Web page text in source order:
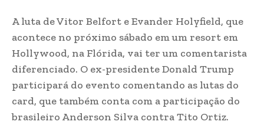
A luta de Vitor Belfort e Evander Holyfield, que
acontece no próximo sábado em um resort em
Hollywood, na Flórida, vai ter um comentarista
diferenciado. O ex-presidente Donald Trump
participará do evento comentando as lutas do
card, que também conta com a participação do
brasileiro Anderson Silva contra Tito Ortiz.